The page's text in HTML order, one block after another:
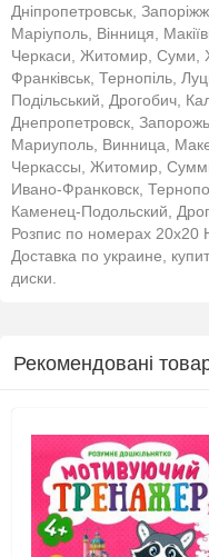
Дніпропетровськ,
Маріуполь, Вінниця,
Черкаси, Житомир, Суми,
Франківськ, Тернопіль,
Подільський, Дрогобич,
Днепропетровск,
Мариуполь, Винница,
Черкассы, Житомир,
Ивано-Франковск,
Каменец-Подольский,
Розпис по номерах 20х20
Доставка по украине,
диски.
Рекомендовані